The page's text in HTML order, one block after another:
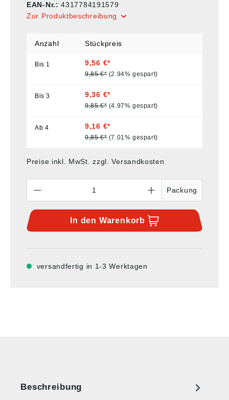
EAN-Nr.:4317784191579
Zur Produktbeschreibung
Anzahl Stückpreis
Bis 1 9,56 €*
9,85 €* (2.94% gespart)
Bis3 9,36 €*
9,85 €* (4.97% gespart)
Ab 4 9,16 €*
9,85 €* (7.01% gespart)
Preise inkl. MwSt. zzgl. Versandkosten
Packung
In den Warenkorb
versandfertig in 1-3 Werktagen
Beschreibung